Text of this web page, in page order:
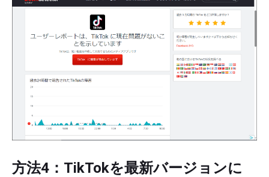
方法4：TikTokを最新バージョンに